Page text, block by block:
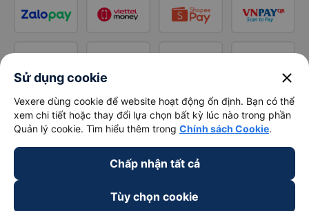
Sử dụng cookie close
Vexere dùng cookie để website hoạt động ổn định. Bạn có thể
xem chi tiết hoặc thay đổi lựa chọn bất kỳ lúc nào trong phần
Quản lý cookie. Tìm hiểu thêm trong Chính sách Cookie.
Chấp nhận tất cả
Tùy chọn cookie